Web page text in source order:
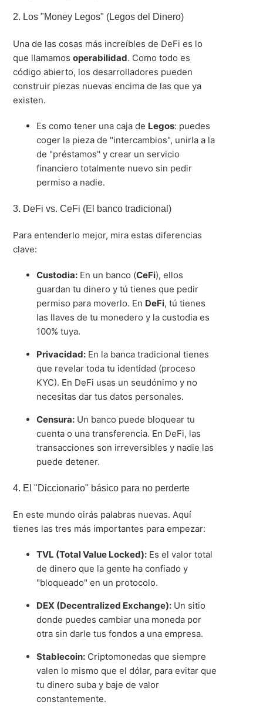
2. Los "Money Legos" (Legos del Dinero)
Una de las cosas más increíbles de DeFi es lo
que llamamosoperabilidad. Como todo es
código abierto, los desarrolladores pueden
construir piezas nuevas encima de las que ya
existen.
Es como tener una caja de Legos: puedes
coger la pieza de "intercambios", unirla a la
de "préstamos" y crear un servicio
financiero totalmente nuevo sin pedir
permiso a nadie.
3. DeFi vs. CeFi (El banco tradicional)
Para entenderlo mejor, mira estas diferencias
clave:
Custodia: En un banco (CeFi), ellos
guardan tu dinero y tú tienes que pedir
permiso para moverlo. En DeFi, tú tienes
las llaves de tu monedero y la custodia es
100% tuya.
Privacidad: En la banca tradicional tienes
que revelar toda tu identidad (proceso
KYC). En DeFi usas un seudónimo y no
necesitas dar tus datos personales.
Censura: Un banco puede bloquear tu
cuenta o una transferencia. En DeFi, las
transacciones son irreversibles y nadie las
puede detener.
4. El "Diccionario" básico para no perderte
En este mundo oirás palabras nuevas. Aquí
tienes las tres más importantes para empezar:
TVL (Total Value Locked): Es el valor total
de dinero que la gente ha confiado y
"bloqueado" en un protocolo.
DEX (Decentralized Exchange): Un sitio
donde puedes cambiar una moneda por
otra sin darle tus fondos a una empresa.
Stablecoin: Criptomonedas que siempre
valen lo mismo que el dólar, para evitar que
tu dinero suba y baje de valor
constantemente.